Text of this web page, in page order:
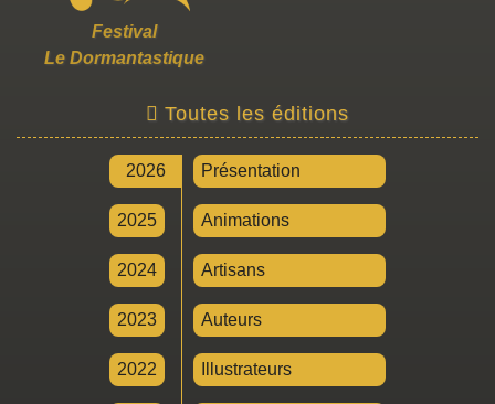
Festival
Le Dormantastique
Toutes les éditions
2026
2025
2024
2023
2022
Présentation
Animations
Artisans
Auteurs
Illustrateurs